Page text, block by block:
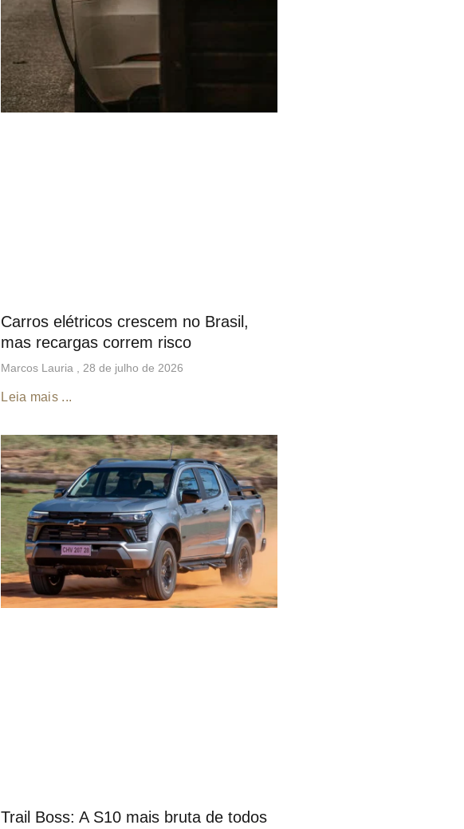
Carros elétricos crescem no Brasil,
mas recargas correm risco
Marcos Lauria 28 de julho de 2026
Leia mais ...
Trail Boss: A S10 mais bruta de todos